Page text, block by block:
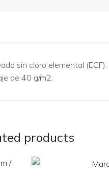
sin cloro elemental (ECF).
de 40 g/m2.
products